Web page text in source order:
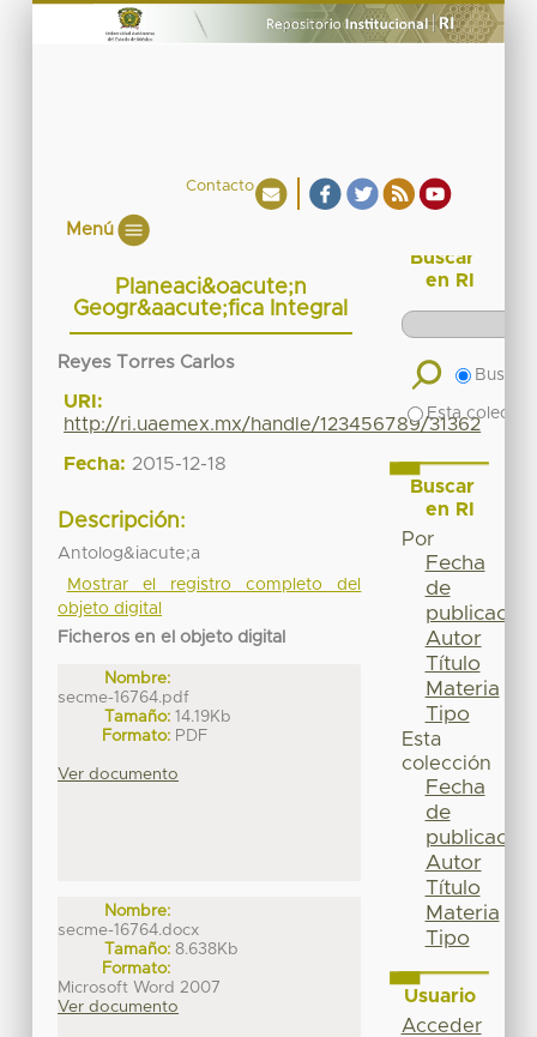
Contacto
Menú
Planeaci&oacute;n
Geogr&aacute;fica Integral
Reyes Torres Carlos
URI:
http://ri.uaemex.mx/handle/123456789/31362
Fecha: 2015-12-18
Descripción:
Antolog&iacute;a
Mostrar el registro completo del
objeto digital
Ficheros en el objeto digital
Nombre:
secme-16764.pdf
Tamaño: 14.19Kb
Formato: PDF
Ver documento
Nombre:
secme-16764.docx
Tamaño: 8.638Kb
Formato:
Microsoft Word 2007
Ver documento
Buscar
en RI
Buscar
Esta
Buscar
en RI
Por
Fecha
de
publicación
Autor
Título
Materia
Tipo
Esta
colección
Fecha
de
publicación
Autor
Título
Materia
Tipo
Usuario
Acceder